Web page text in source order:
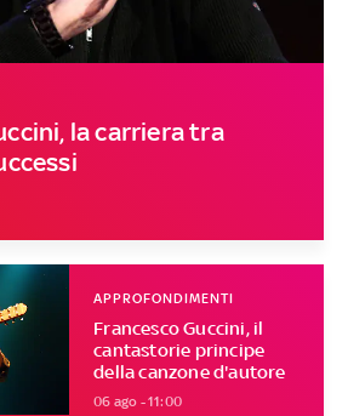
la carriera tra
Francesco Guccini, il
cantastorie principe
della canzone d'autore
APPROFONDIMENTI
06 ago - 11:00